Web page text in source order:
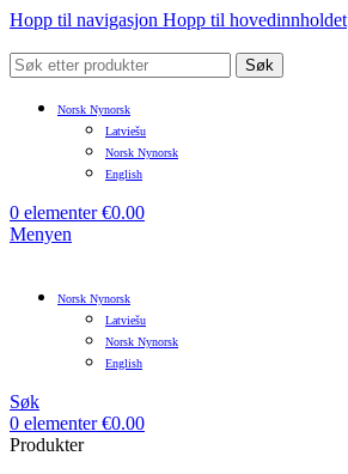
Hopp til navigasjon Hopp til hovedinnholdet
Søk
Norsk Nynorsk
Latviešu
Norsk Nynorsk
English
0 elementer €0.00
Menyen
Norsk Nynorsk
Latviešu
Norsk Nynorsk
English
Søk
0 elementer €0.00
Produkter